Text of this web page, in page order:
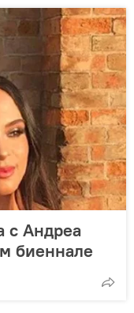
с Андреа
биеннале